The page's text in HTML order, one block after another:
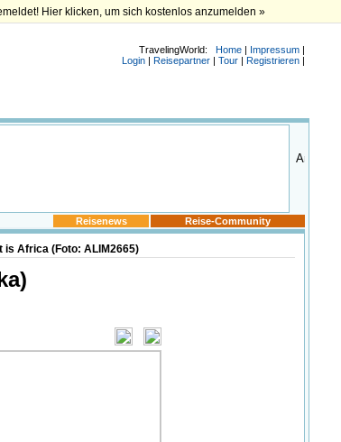
Hier klicken, um sich kostenlos anzumelden »
TravelingWorld: Home | Impressum |
Login | Reisepartner | Tour | Registrieren |
Reisenews Reise-Community
is Africa (Foto: ALIM2665)